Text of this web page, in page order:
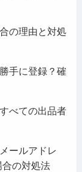
の理由と対処
手に登録？確
べての出品者
ールアドレ
の対処法